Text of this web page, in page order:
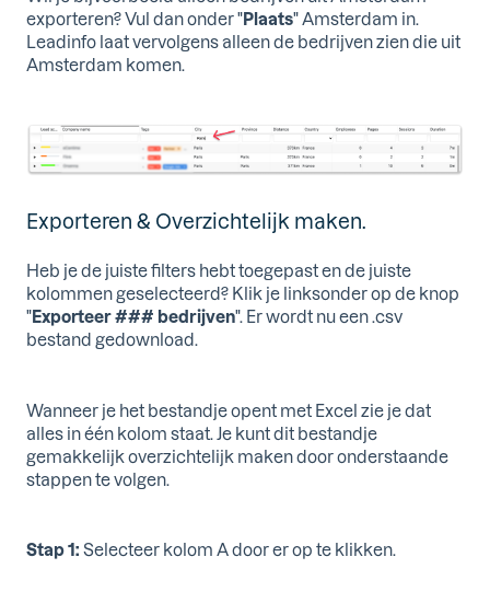
exporteren? Vul dan onder "Plaats" Amsterdam in.
Leadinfo laat vervolgens alleen de bedrijven zien die uit
Amsterdam komen.
Exporteren & Overzichtelijk maken.
Heb je de juiste filters hebt toegepast en de juiste
kolommen geselecteerd? Klik je linksonder op de knop
"Exporteer ### bedrijven". Er wordt nu een .csv
bestand gedownload.
Wanneer je het bestandje opent met Excel zie je dat
alles in één kolom staat. Je kunt dit bestandje
gemakkelijk overzichtelijk maken door onderstaande
stappen te volgen.
Stap 1: Selecteer kolom A door er op te klikken.